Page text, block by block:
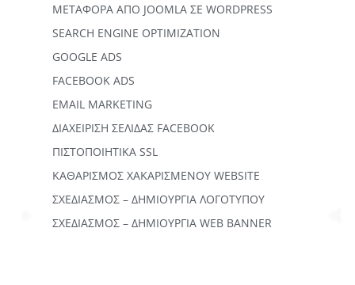
ΜΕΤΑΦΟΡΆ ΑΠΌ JOOMLA ΣΕ WORDPRESS
SEARCH ENGINE OPTIMIZATION
GOOGLE ADS
FACEBOOK ADS
EMAIL MARKETING
ΔΙΑΧΕΙΡΙΣΗ ΣΕΛΙΔΑΣ FACEBOOK
ΠΙΣΤΟΠΟΙΗΤΙΚΑ SSL
ΚΑΘΑΡΙΣΜΟΣ ΧΑΚΑΡΙΣΜΕΝΟΥ WEBSITE
ΣΧΕΔΙΑΣΜΟΣ – ΔΗΜΙΟΥΡΓΙΑ ΛΟΓΟΤΥΠΟΥ
ΣΧΕΔΙΑΣΜΟΣ – ΔΗΜΙΟΥΡΓΙΑ WEB BANNER